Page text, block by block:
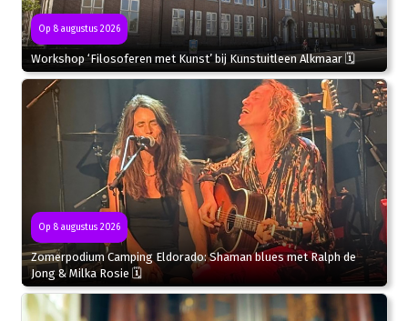
Op 8 augustus 2026
Workshop ‘Filosoferen met Kunst’ bij Kunstuitleen Alkmaar 🗓
Op 8 augustus 2026
Zomerpodium Camping Eldorado: Shaman blues met Ralph de
Jong & Milka Rosie 🗓